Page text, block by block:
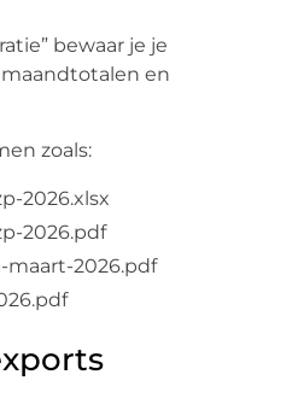
bewaar je je
en
zoals:
2026.xlsx
2026.pdf
2026.pdf